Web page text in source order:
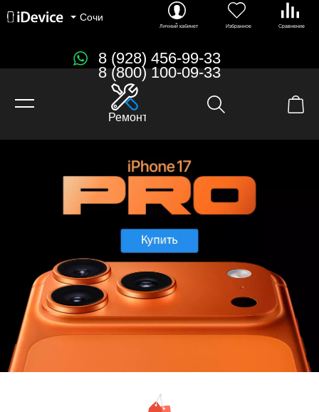
Сочи
Личный кабинет Избранное Сравнение
8 (928) 456-99-33
8 (800) 100-09-33
Ремонт